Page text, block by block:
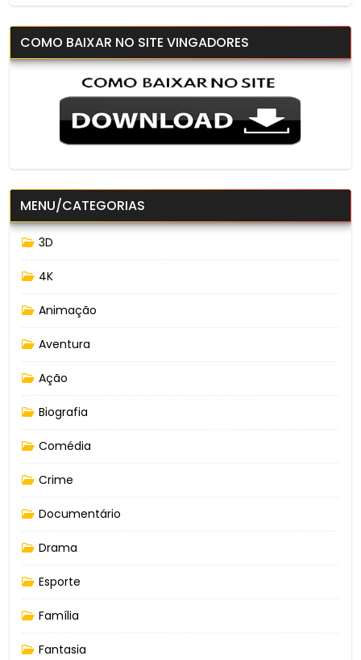
COMO BAIXAR NO SITE VINGADORES
MENU/CATEGORIAS
3D
4K
Animação
Aventura
Ação
Biografia
Comédia
Crime
Documentário
Drama
Esporte
Família
Fantasia